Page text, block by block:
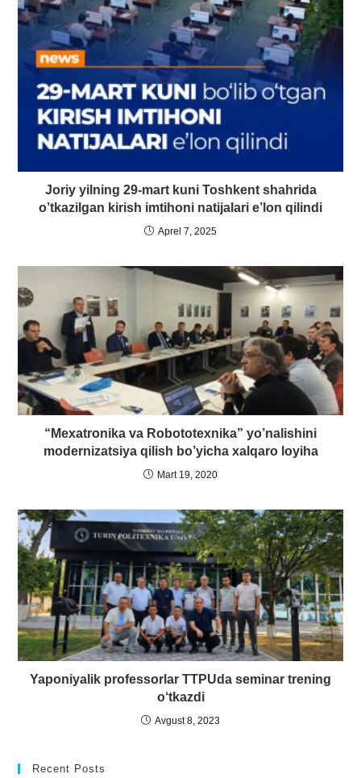
Joriy yilning 29-mart kuni Toshkent shahrida
o’tkazilgan kirish imtihoni natijalari e’lon qilindi
Aprel 7, 2025
“Mexatronika va Robototexnika” yo’nalishini
modernizatsiya qilish bo’yicha xalqaro loyiha
Mart 19, 2020
Yaponiyalik professorlar TTPUda seminar trening
o‘tkazdi
Avgust 8, 2023
Recent Posts